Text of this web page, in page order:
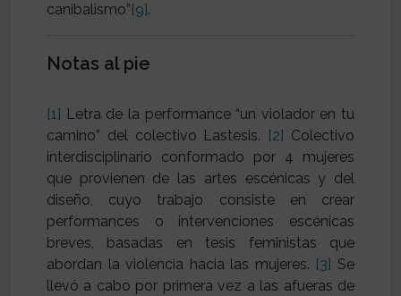
canibalismo”[9].
Notas al pie
[1] Letra de la performance “un violador en tu
camino” del colectivo Lastesis. [2] Colectivo
interdisciplinario conformado por 4 mujeres
que provienen de las artes escénicas y del
diseño, cuyo trabajo consiste en crear
performances o intervenciones escénicas
breves, basadas en tesis feministas que
abordan la violencia hacia las mujeres. [3] Se
llevó a cabo por primera vez a las afueras de